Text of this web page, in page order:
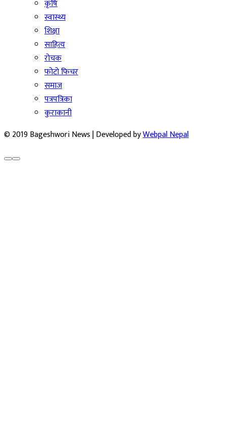
कृषि
स्वास्थ्य
शिक्षा
साहित्य
रोचक
फोटो फिचर
समाज
पत्रपत्रिका
कुराकानी
© 2019 Bageshwori News | Developed byWebpal Nepal